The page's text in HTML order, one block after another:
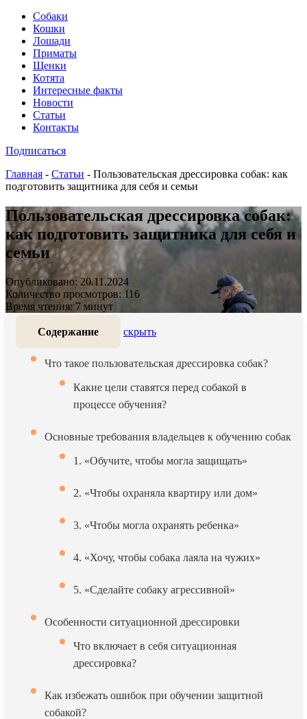
Собаки
Кошки
Лошади
Приматы
Щенки
Котята
Интересные факты
Новости
Статьи
Контакты
Подписаться
Главная - Статьи - Пользовательская дрессировка собак: как
подготовить защитника для себя и семьи
Пользовательская дрессировка собак:
как подготовить защитника для себя и
семьи
Опубликовано: 20.11.2024
Количество просмотров: 116
Время чтения: 7 минут
Содержание скрыть
Что такое пользовательская дрессировка собак?
Какие цели ставятся перед собакой в
процессе обучения?
Основные требования владельцев к обучению собак
1. «Обучите, чтобы могла защищать»
2. «Чтобы охраняла квартиру или дом»
3. «Чтобы могла охранять ребенка»
4. «Хочу, чтобы собака лаяла на чужих»
5. «Сделайте собаку агрессивной»
Особенности ситуационной дрессировки
Что включает в себя ситуационная
дрессировка?
Как избежать ошибок при обучении защитной
собакой?